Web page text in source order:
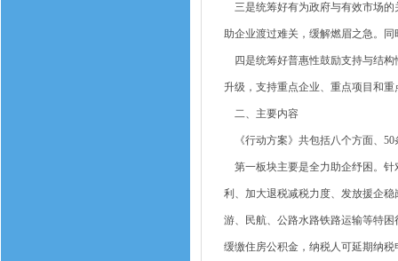
三是统筹好有为政府与有效市场的
助企业渡过难关，缓解燃眉之急。
四是统筹好普惠性鼓励支持与结构
升级，支持重点企业、重点项目和
二、主要内容
《行动方案》共包括八个方面、50
第一板块主要是全力助企纾困。针
利、加大退税减税力度、发放援企
游、民航、公路水路铁路运输等特
缓缴住房公积金，纳税人可延期纳